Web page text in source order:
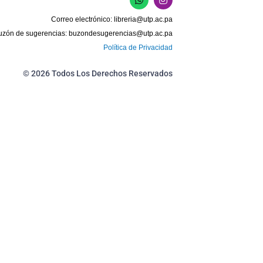
h
a
t
s
p
n
s
t
a
r
m
Correo electrónico: libreria@utp.ac.pa
de sugerencias: buzondesugerencias@utp.ac.pa
Política de Privacidad
© 2026 Todos Los Derechos Reservados